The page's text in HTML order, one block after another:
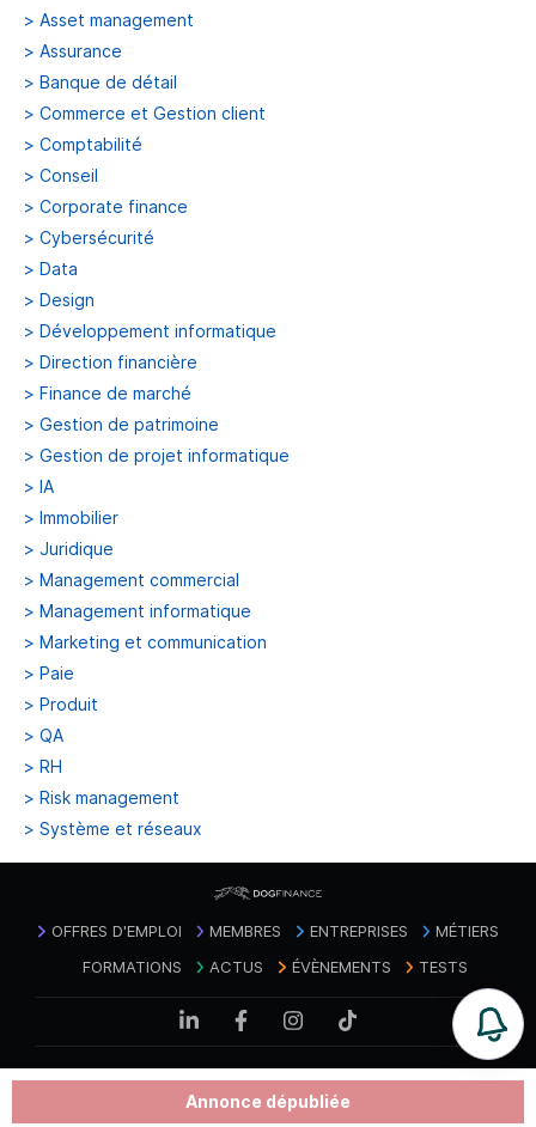
Annonce dépubliée
> Asset management
> Assurance
> Banque de détail
> Commerce et Gestion client
> Comptabilité
> Conseil
> Corporate finance
> Cybersécurité
> Data
> Design
> Développement informatique
> Direction financière
> Finance de marché
> Gestion de patrimoine
> Gestion de projet informatique
> IA
> Immobilier
> Juridique
> Management commercial
> Management informatique
> Marketing et communication
> Paie
> Produit
> QA
> RH
> Risk management
> Système et réseaux
OFFRES D'EMPLOI MEMBRES ENTREPRISES
MÉTIERS
FORMATIONS
ACTUS ÉVÈNEMENTS TESTS
| CGU |
Politique de confidentialité des